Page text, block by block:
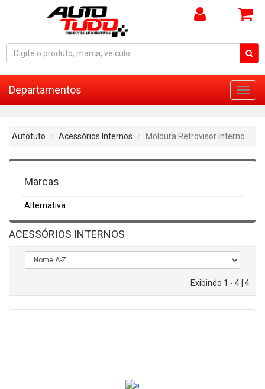
Departamentos
Autotuto Acessórios Internos Moldura Retrovisor Interno
Marcas
Alternativa
ACESSÓRIOS INTERNOS
Exibindo 1 - 4 | 4